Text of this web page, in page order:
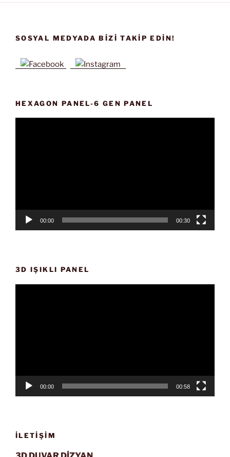
SOSYAL MEDYADA BIZI TAKIP EDIN!
HEXAGON PANEL-6 GEN PANEL
00:00 00:30
3D IŞIKLI PANEL
00:00 00:58
İLETIŞIM